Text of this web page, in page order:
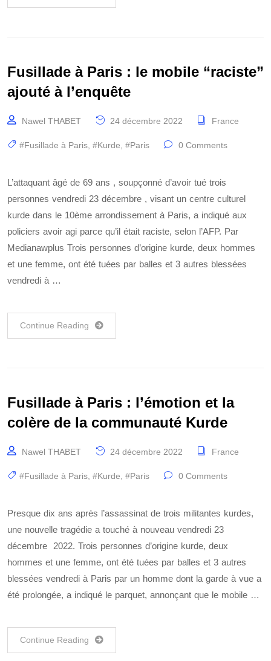
Fusillade à Paris : le mobile “raciste”
ajouté à l’enquête
Nawel THABET 24 décembre 2022 France
#Fusillade à Paris #Kurde #Paris 0 Comments
L’attaquant âgé de 69 ans , soupçonné d’avoir tué trois
personnes vendredi 23 décembre , visant un centre culturel
kurde dans le 10ème arrondissement à Paris, a indiqué aux
policiers avoir agi parce qu’il était raciste, selon l’AFP. Par
Medianawplus Trois personnes d’origine kurde, deux hommes
et une femme, ont été tuées par balles et 3 autres blessées
vendredi à …
Continue Reading
Fusillade à Paris : l’émotion et la
colère de la communauté Kurde
Nawel THABET 24 décembre 2022 France
#Fusillade à Paris #Kurde #Paris 0 Comments
Presque dix ans après l’assassinat de trois militantes kurdes,
une nouvelle tragédie a touché à nouveau vendredi 23
décembre 2022. Trois personnes d’origine kurde, deux
hommes et une femme, ont été tuées par balles et 3 autres
blessées vendredi à Paris par un homme dont la garde à vue a
été prolongée, a indiqué le parquet, annonçant que le mobile …
Continue Reading